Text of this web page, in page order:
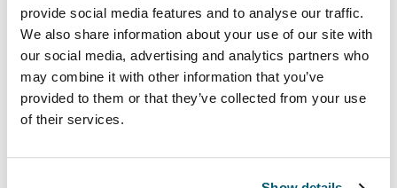
provide social media features and to analyse our traffic.
We also share information about your use of our site with
our social media, advertising and analytics partners who
may combine it with other information that you’ve
provided to them or that they’ve collected from your use
of their services.
のスリムケースです。学校、オフィス、近所のカフェへ